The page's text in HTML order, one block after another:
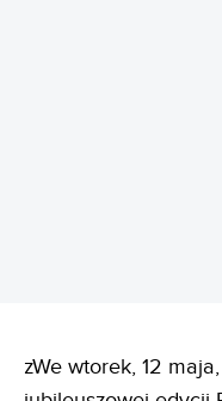
zWe wtorek, 12